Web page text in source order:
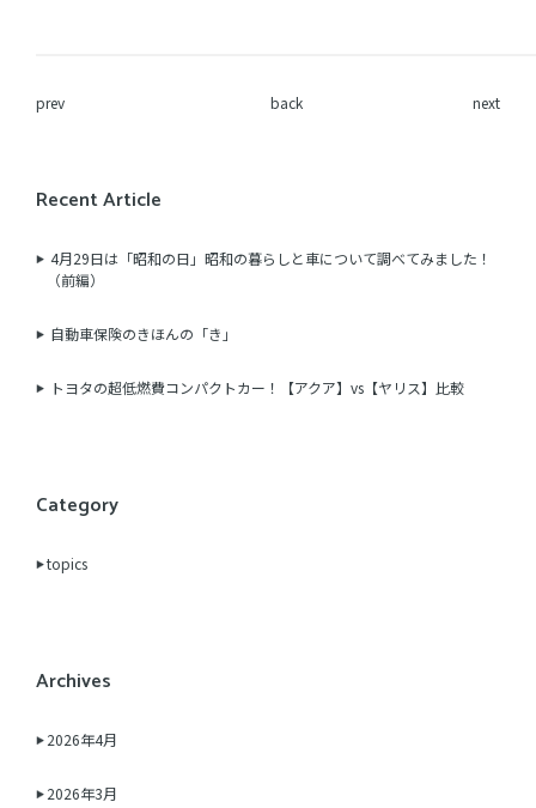
prev back next
Recent Article
4月29日は「昭和の日」昭和の暮らしと車について調べてみました！
（前編）
自動車保険のきほんの「き」
トヨタの超低燃費コンパクトカー！【アクア】vs【ヤリス】比較
Category
topics
Archives
2026年4月
2026年3月